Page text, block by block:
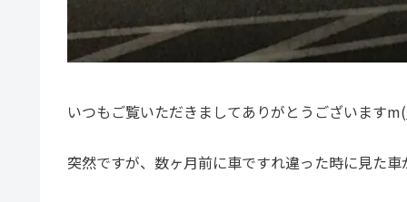
いつもご覧いただきましてありがとうございます
突然ですが、数ヶ月前に車ですれ違った時に見た